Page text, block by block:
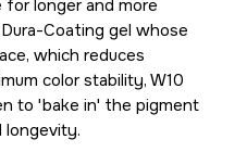
for longer and more
Coating gel whose
which reduces
color stability, W10
to 'bake in' the pigment
longevity.